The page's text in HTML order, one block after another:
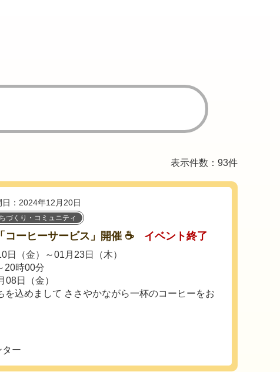
表示件数：93件
日：2024年12月20日
づくり・コミュニティ
コーヒーサービス」開催 ☕ イベント終了
日（金）～01月23日（木）
20時00分
08日（金）
を込めまして ささやかながら一杯のコーヒーをお
ー